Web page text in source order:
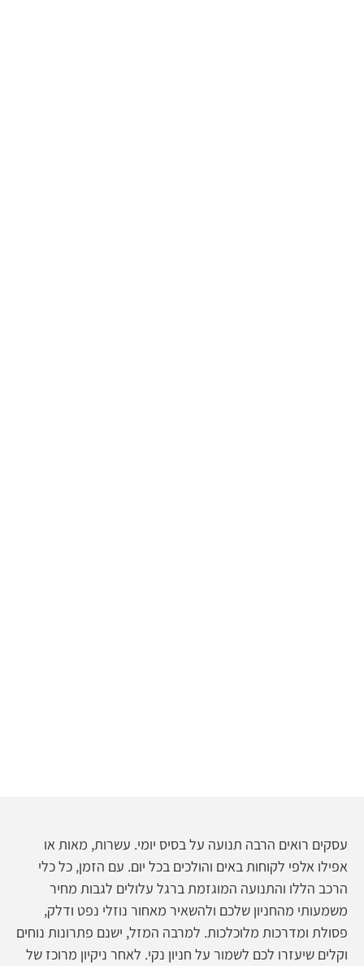
עסקים רואים הרבה תנועה על בסיס יומי. עשרות, מאות או
אפילו אלפי לקוחות באים והולכים בכל יום. עם הזמן, כל כלי
הרכב הללו והתנועה המוגזמת ברגל עלולים לגבות מחיר
משמעותי מהחניון שלכם ולהשאיר מאחור נוזלי נפט ודלק,
פסולת ומדרכות מלוכלכות. למרבה המזל, ישנם פתרונות נוחים
וקלים שיעזרו לכם לשמור על חניון נקי. לאחר ניקיון מרוכז של